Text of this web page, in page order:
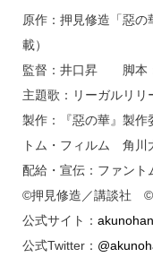
原作：押見修造「惡
載）
監督：井口昇 脚本
主題歌：リーガルリリ
製作：『惡の華』製
トム・フィルム 角川
配給・宣伝：ファント
©押見修造／講談社
公式サイト：
公式Twitter：